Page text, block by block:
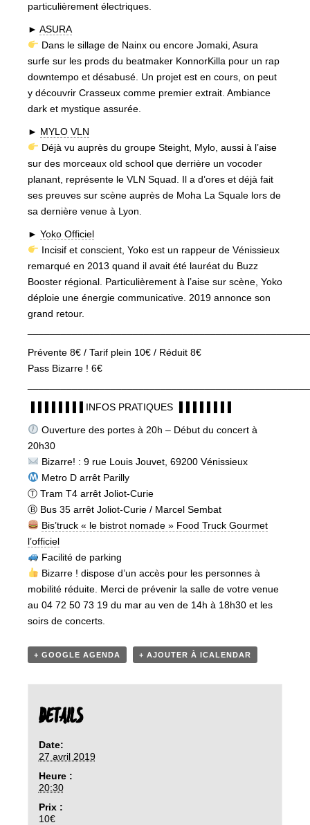
particulièrement électriques.
► ASURA
Dans le sillage de Nainx ou encore Jomaki, Asura
surfe sur les prods du beatmaker KonnorKilla pour un rap
downtempo et désabusé. Un projet est en cours, on peut
y découvrir Crasseux comme premier extrait. Ambiance
dark et mystique assurée.
► MYLO VLN
Déjà vu auprès du groupe Steight, Mylo, aussi à l’aise
sur des morceaux old school que derrière un vocoder
planant, représente le VLN Squad. Il a d’ores et déjà fait
ses preuves sur scène auprès de Moha La Squale lors de
sa dernière venue à Lyon.
► Yoko Officiel
Incisif et conscient, Yoko est un rappeur de Vénissieux
remarqué en 2013 quand il avait été lauréat du Buzz
Booster régional. Particulièrement à l’aise sur scène, Yoko
déploie une énergie communicative. 2019 annonce son
grand retour.
Prévente 8€ / Tarif plein 10€ / Réduit 8€
Pass Bizarre ! 6€
▐▐▐▐▐▐▐▐ INFOS PRATIQUES ▐▐▐▐▐▐▐▐
Ouverture des portes à 20h – Début du concert à
20h30
Bizarre! : 9 rue Louis Jouvet, 69200 Vénissieux
Metro D arrêt Parilly
Ⓣ Tram T4 arrêt Joliot-Curie
Ⓑ Bus 35 arrêt Joliot-Curie / Marcel Sembat
Bis’truck « le bistrot nomade » Food Truck Gourmet
l’officiel
Facilité de parking
Bizarre ! dispose d’un accès pour les personnes à
mobilité réduite. Merci de prévenir la salle de votre venue
au 04 72 50 73 19 du mar au ven de 14h à 18h30 et les
soirs de concerts.
+ GOOGLE AGENDA + AJOUTER À ICALENDAR
DETAILS
Date:
27 avril 2019
Heure :
20:30
Prix :
10€